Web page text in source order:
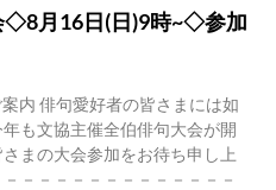
◇8月16日(日)9時~◇参加
内 俳句愛好者の皆さまには如
も文協主催全伯俳句大会が開
まの大会参加をお待ち申し上
－－－－－－－－－－－－－